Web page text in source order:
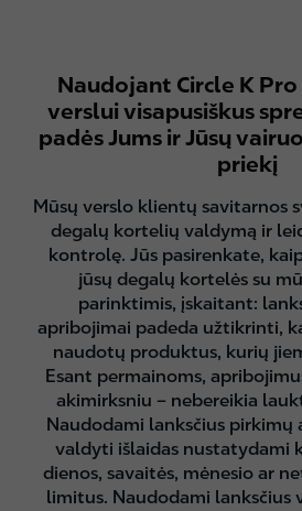
Naudojant Circle K
verslui visapusiškus
padės Jums ir Jūsų
priekį
Mūsų verslo klientų savitarnos
degalų kortelių valdymą ir
kontrolę. Jūs pasirenkate,
jūsų degalų kortelės su
parinktimis, įskaitant:
apribojimai padeda užtikrinti,
naudotų produktus, kurių
Esant permainoms,
akimirksniu – nebereikia
Naudodami lanksčius
valdyti išlaidas nustatydami
dienos, savaitės, mėnesio ar
limitus. Naudodami lanksčius